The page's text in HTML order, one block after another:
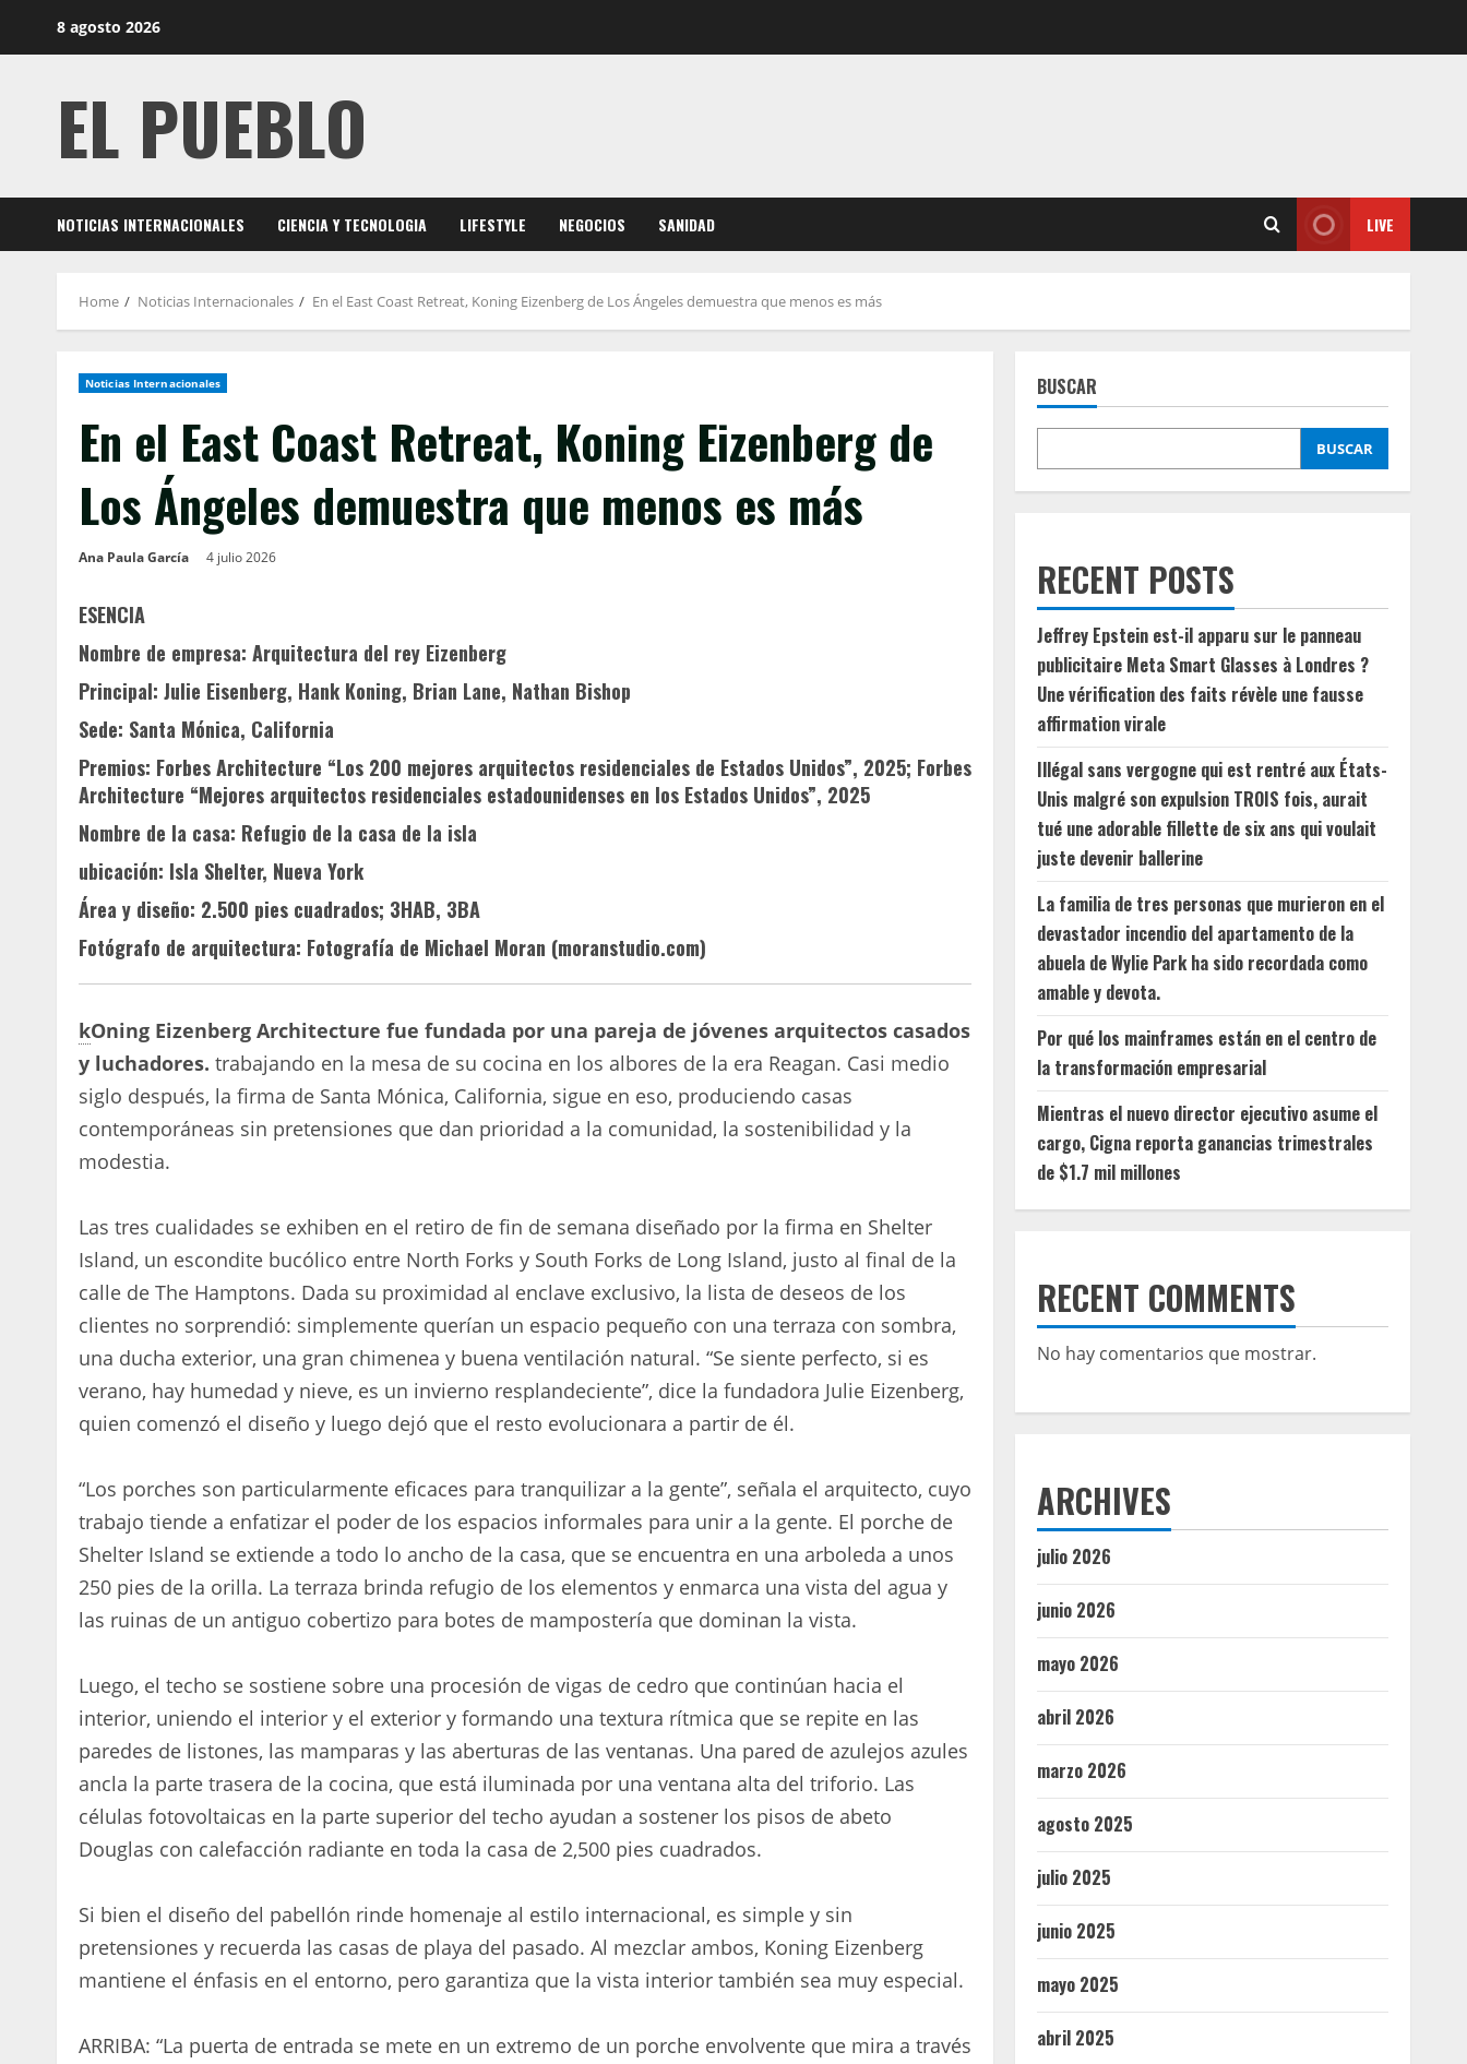
8 agosto 2026
EL PUEBLO
NOTICIAS INTERNACIONALES CIENCIA Y TECNOLOGIA LIFESTYLE NEGOCIOS SANIDAD LIVE
Home Noticias Internacionales En el East Coast Retreat, Koning Eizenberg de Los Ángeles demuestra que menos es más
Noticias Internacionales
En el East Coast Retreat, Koning Eizenberg de
Los Ángeles demuestra que menos es más
Ana Paula García 4 julio 2026
ESENCIA
Nombre de empresa: Arquitectura del rey Eizenberg
Principal: Julie Eisenberg, Hank Koning, Brian Lane, Nathan Bishop
Sede: Santa Mónica, California
Premios: Forbes Architecture “Los 200 mejores arquitectos residenciales de Estados Unidos”, 2025; Forbes
Architecture “Mejores arquitectos residenciales estadounidenses en los Estados Unidos”, 2025
Nombre de la casa: Refugio de la casa de la isla
ubicación: Isla Shelter, Nueva York
Área y diseño: 2.500 pies cuadrados; 3HAB, 3BA
Fotógrafo de arquitectura: Fotografía de Michael Moran (moranstudio.com)
kOning Eizenberg Architecture fue fundada por una pareja de jóvenes arquitectos casados
​​y luchadores. trabajando en la mesa de su cocina en los albores de la era Reagan. Casi medio
siglo después, la firma de Santa Mónica, California, sigue en eso, produciendo casas
contemporáneas sin pretensiones que dan prioridad a la comunidad, la sostenibilidad y la
modestia.
Las tres cualidades se exhiben en el retiro de fin de semana diseñado por la firma en Shelter
Island, un escondite bucólico entre North Forks y South Forks de Long Island, justo al final de la
calle de The Hamptons. Dada su proximidad al enclave exclusivo, la lista de deseos de los
clientes no sorprendió: simplemente querían un espacio pequeño con una terraza con sombra,
una ducha exterior, una gran chimenea y buena ventilación natural. “Se siente perfecto, si es
verano, hay humedad y nieve, es un invierno resplandeciente”, dice la fundadora Julie Eizenberg,
quien comenzó el diseño y luego dejó que el resto evolucionara a partir de él.
“Los porches son particularmente eficaces para tranquilizar a la gente”, señala el arquitecto, cuyo
trabajo tiende a enfatizar el poder de los espacios informales para unir a la gente. El porche de
Shelter Island se extiende a todo lo ancho de la casa, que se encuentra en una arboleda a unos
250 pies de la orilla. La terraza brinda refugio de los elementos y enmarca una vista del agua y
las ruinas de un antiguo cobertizo para botes de mampostería que dominan la vista.
Luego, el techo se sostiene sobre una procesión de vigas de cedro que continúan hacia el
interior, uniendo el interior y el exterior y formando una textura rítmica que se repite en las
paredes de listones, las mamparas y las aberturas de las ventanas. Una pared de azulejos azules
ancla la parte trasera de la cocina, que está iluminada por una ventana alta del triforio. Las
células fotovoltaicas en la parte superior del techo ayudan a sostener los pisos de abeto
Douglas con calefacción radiante en toda la casa de 2,500 pies cuadrados.
Si bien el diseño del pabellón rinde homenaje al estilo internacional, es simple y sin
pretensiones y recuerda las casas de playa del pasado. Al mezclar ambos, Koning Eizenberg
mantiene el énfasis en el entorno, pero garantiza que la vista interior también sea muy especial.
ARRIBA: “La puerta de entrada se mete en un extremo de un porche envolvente que mira a través
BUSCAR
BUSCAR
RECENT POSTS
Jeffrey Epstein est-il apparu sur le panneau
publicitaire Meta Smart Glasses à Londres ?
Une vérification des faits révèle une fausse
affirmation virale
Illégal sans vergogne qui est rentré aux États-
Unis malgré son expulsion TROIS fois, aurait
tué une adorable fillette de six ans qui voulait
juste devenir ballerine
La familia de tres personas que murieron en el
devastador incendio del apartamento de la
abuela de Wylie Park ha sido recordada como
amable y devota.
Por qué los mainframes están en el centro de
la transformación empresarial
Mientras el nuevo director ejecutivo asume el
cargo, Cigna reporta ganancias trimestrales
de $1.7 mil millones
RECENT COMMENTS
No hay comentarios que mostrar.
ARCHIVES
julio 2026
junio 2026
mayo 2026
abril 2026
marzo 2026
agosto 2025
julio 2025
junio 2025
mayo 2025
abril 2025